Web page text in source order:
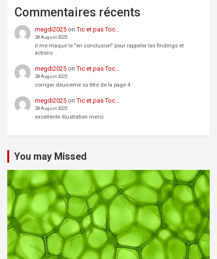
Commentaires récents
megdi2025 onTic et pas Toc…
28 August 2025
il me maque le "en conclusion" pour rappeler les findings et
actions
megdi2025 onTic et pas Toc…
28 August 2025
corriger deuxieme ss titre de la page 4
megdi2025 onTic et pas Toc…
28 August 2025
excellente illustration merci
You may Missed